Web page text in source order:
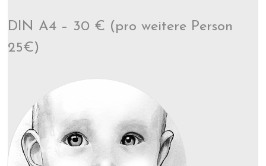
DIN A4 – 30 € (pro weitere Person
25€)